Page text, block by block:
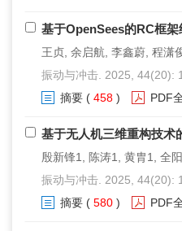
基于OpenSees的RC框
王贞, 余启航, 李鑫蔚, 程潇
振动与冲击. 2025, 44(20):
摘要 ( 458 ) PDF
基于无人机三维重构技术
殷新锋1, 陈涛1, 黄胄1, 全
振动与冲击. 2025, 44(20):
摘要 ( 580 ) PDF